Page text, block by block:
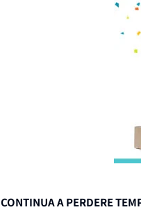
CONTINUA A PERDERE